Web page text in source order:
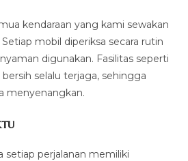
kendaraan yang kami sewakan
mobil diperiksa secara rutin
digunakan. Fasilitas seperti
selalu terjaga, sehingga
menyenangkan.
setiap perjalanan memiliki